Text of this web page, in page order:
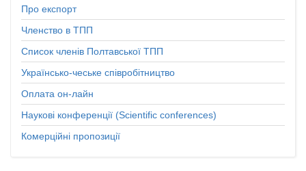
Про експорт
Членство в ТПП
Список членів Полтавської ТПП
Українсько-чеське співробітництво
Оплата он-лайн
Наукові конференції (Scientific conferences)
Комерційні пропозиції